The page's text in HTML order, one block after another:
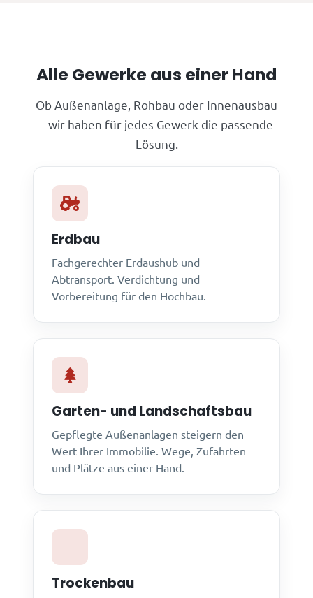
Alle Gewerke aus einer Hand
Ob Außenanlage, Rohbau oder Innenausbau
– wir haben für jedes Gewerk die passende
Lösung.
Erdbau
Fachgerechter Erdaushub und
Abtransport. Verdichtung und
Vorbereitung für den Hochbau.
Garten- und Landschaftsbau
Gepflegte Außenanlagen steigern den
Wert Ihrer Immobilie. Wege, Zufahrten
und Plätze aus einer Hand.
Trockenbau